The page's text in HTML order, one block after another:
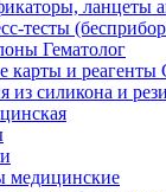
ланцеты
тесты
Гематолог
карты и реагенты
из силикона и